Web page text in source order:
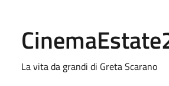
La vita da grandi di Greta Scarano